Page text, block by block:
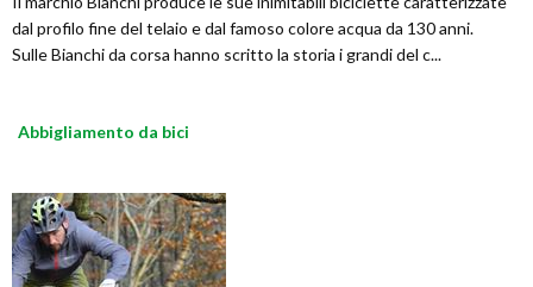
dal profilo fine del telaio e dal famoso colore acqua da 130 anni.
Sulle Bianchi da corsa hanno scritto la storia i grandi del c...
Abbigliamento da bici